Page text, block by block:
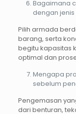
Bagaimana
dengan
Pilih armada
barang, serta
begitu kapasitas
optimal dan
Mengapa
sebelum
Pengemasan
dari benturan,